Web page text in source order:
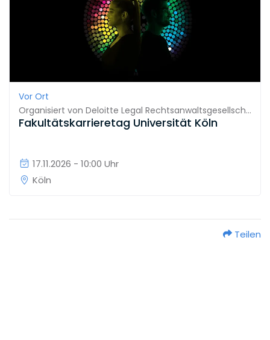
Vor Ort
Organisiert von Deloitte Legal Rechtsanwaltsgesellschaft mbH
Fakultätskarrieretag Universität Köln
17.11.2026 - 10:00 Uhr
Köln
Teilen